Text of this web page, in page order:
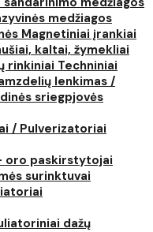
medžiagos
Magnetiniai įrankiai
kaltai, žymekliai
rinkiniai Techniniai
lenkimas /
sriegpjovės
/ Pulverizatoriai
oro paskirstytojai
surinktuvai
dažų